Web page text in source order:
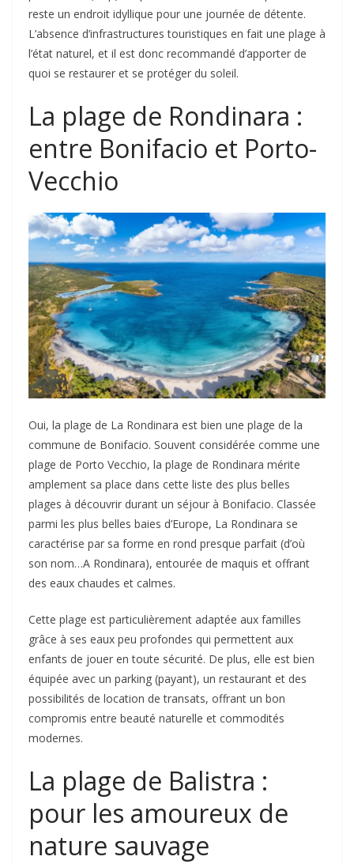
reste un endroit idyllique pour une journée de détente.
L’absence d’infrastructures touristiques en fait une plage à
l’état naturel, et il est donc recommandé d’apporter de
quoi se restaurer et se protéger du soleil.
La plage de Rondinara :
entre Bonifacio et Porto-
Vecchio
Oui, la plage de La Rondinara est bien une plage de la
commune de Bonifacio. Souvent considérée comme une
plage de Porto Vecchio, la plage de Rondinara mérite
amplement sa place dans cette liste des plus belles
plages à découvrir durant un séjour à Bonifacio. Classée
parmi les plus belles baies d’Europe, La Rondinara se
caractérise par sa forme en rond presque parfait (d’où
son nom…A Rondinara), entourée de maquis et offrant
des eaux chaudes et calmes.
Cette plage est particulièrement adaptée aux familles
grâce à ses eaux peu profondes qui permettent aux
enfants de jouer en toute sécurité. De plus, elle est bien
équipée avec un parking (payant), un restaurant et des
possibilités de location de transats, offrant un bon
compromis entre beauté naturelle et commodités
modernes.
La plage de Balistra :
pour les amoureux de
nature sauvage